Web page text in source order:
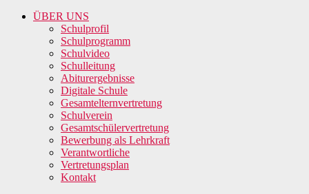
ÜBER UNS
Schulprofil
Schulprogramm
Schulvideo
Schulleitung
Abiturergebnisse
Digitale Schule
Gesamtelternvertretung
Schulverein
Gesamtschülervertretung
Bewerbung als Lehrkraft
Verantwortliche
Vertretungsplan
Kontakt